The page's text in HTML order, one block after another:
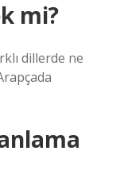
mi?
dillerde ne